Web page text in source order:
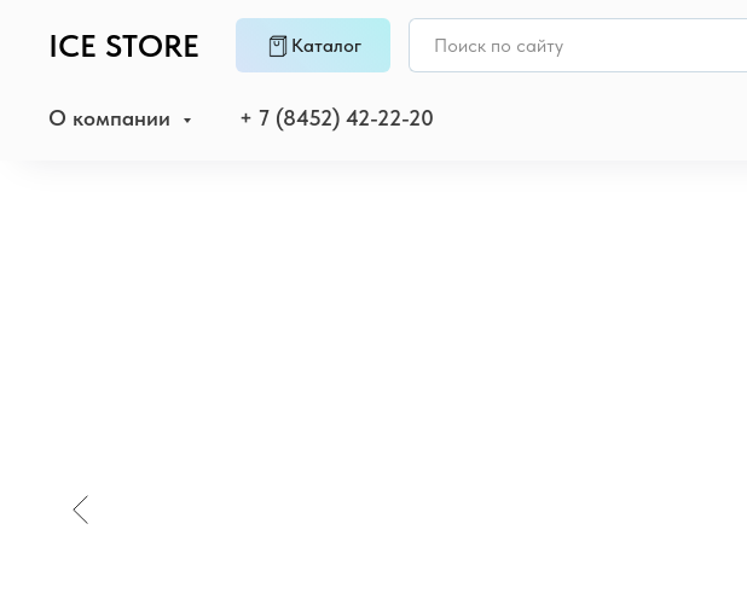
ICE STORE Каталог
О компании + 7 (8452) 42-22-20
Главная / MacBook / MacBook Air 15 (M4, 2025)